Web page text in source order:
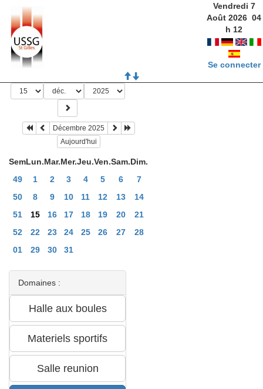
Vendredi 7
Août 2026 04
h 12
Se connecter
Décembre 2025
Aujourd'hui
SemLun.Mar.Mer.Jeu.Ven.Sam.Dim.
49
1 2 3 4 5 6
7
50
8 9 10 11 12 13
14
51
15 16 17 18 19 20
21
52
22 23 24 25 26 27
28
01
29 30 31
Domaines :